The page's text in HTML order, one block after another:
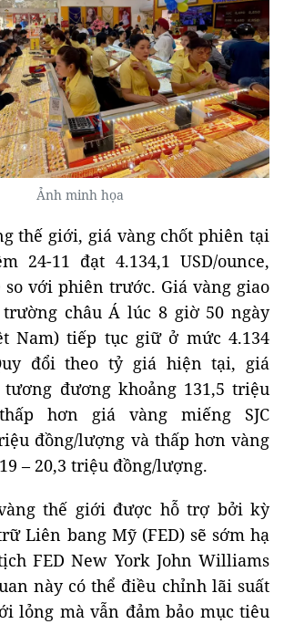
Ảnh minh họa
thế giới, giá vàng chốt phiên tại
24-11 đạt 4.134,1 USD/ounce,
so với phiên trước. Giá vàng giao
châu Á lúc 8 giờ 50 ngày
Nam) tiếp tục giữ ở mức 4.134
đổi theo tỷ giá hiện tại, giá
đương khoảng 131,5 triệu
hơn giá vàng miếng SJC
đồng/lượng và thấp hơn vàng
– 20,3 triệu đồng/lượng.
thế giới được hỗ trợ bởi kỳ
Liên bang Mỹ (FED) sẽ sớm hạ
FED New York John Williams
này có thể điều chỉnh lãi suất
lỏng mà vẫn đảm bảo mục tiêu